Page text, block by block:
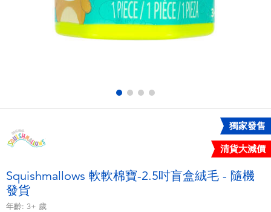
遊戲及拼圖系列
毛毛公仔玩具
Barbie芭比
獨家發售
清貨大減價
Squishmallows 軟軟棉寶-2.5吋盲盒絨毛 - 隨機
發貨
年齡: 3+ 歲